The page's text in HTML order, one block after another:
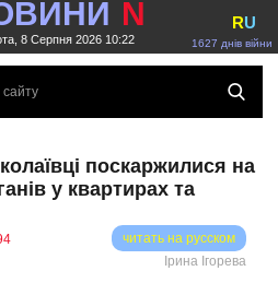
N
8 Серпня 2026 10:22 1627 днів війни
RU
поскаржилися на
у квартирах та
читать на русском
Ірина Ігорева